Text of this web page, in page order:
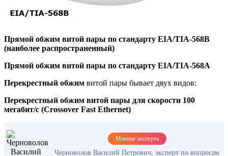
Прямой обжим витой пары по стандарту EIA/TIA-568B
(наиболее распространенный)
Прямой обжим витой пары по стандарту EIA/TIA-568A
Перекрестный обжим витой пары бывает двух видов:
Перекрестный обжим витой пары для скорости 100
мегабит/с (Crossover Fast Ethernet)
Мнение эксперта
Черноволов Василий Петрович, эксперт по вопросам